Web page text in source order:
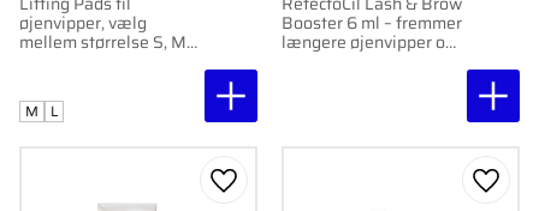
øjenvipper, vælg
mellem størrelse S, M
M L
Booster 6 ml – fremmer
længere øjenvipper og
Gem som favorit Gem